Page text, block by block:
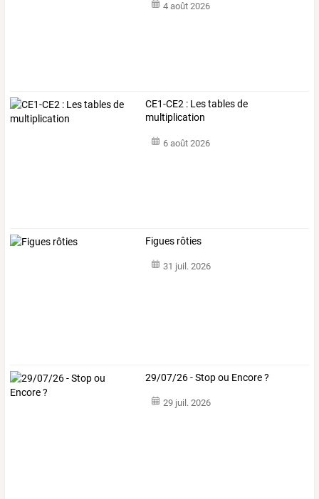
4 août 2026
CE1-CE2 : Les tables de
multiplication
6 août 2026
Figues rôties
31 juil. 2026
29/07/26 - Stop ou Encore ?
29 juil. 2026